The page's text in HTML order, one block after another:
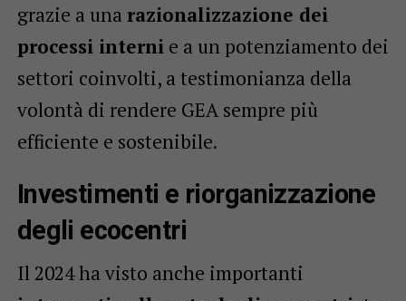
grazie a una razionalizzazione dei
processi internie a un potenziamento dei
settori coinvolti, a testimonianza della
volontà di rendere GEA sempre più
efficiente e sostenibile.
Investimenti e riorganizzazione
degli ecocentri
Il 2024 ha visto anche importanti